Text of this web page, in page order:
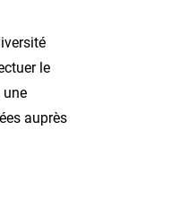
le
auprès